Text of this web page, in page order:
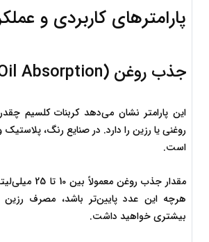
پارامترهای کاربردی و
جذب روغن (Oil Absorption)
است.
بیشتری خواهید داشت.